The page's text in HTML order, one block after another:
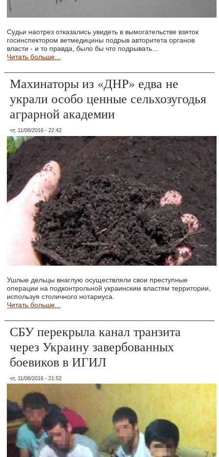
Судьи наотрез отказались увидеть в вымогательстве взяток
госинспектором ветмедицины подрыв авторитета органов
власти - и то правда, было бы что подрывать...
Читать больше...
Махинаторы из «ДНР» едва не
украли особо ценные сельхозугодья
аграрной академии
чт, 11/08/2016 - 22:42
Ушлые дельцы внаглую осуществляли свои преступные
операции на подконтрольной украинским властям территории,
используя столичного нотариуса.
Читать больше...
СБУ перекрыла канал транзита
через Украину завербованных
боевиков в ИГИЛ
чт, 11/08/2016 - 21:52